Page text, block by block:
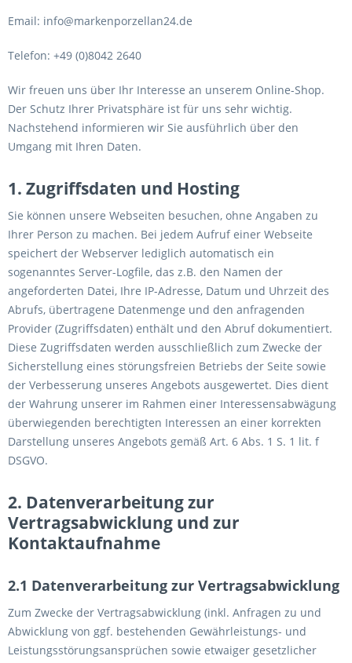
Email: info@markenporzellan24.de
Telefon: +49 (0)8042 2640
Wir freuen uns über Ihr Interesse an unserem Online-Shop.
Der Schutz Ihrer Privatsphäre ist für uns sehr wichtig.
Nachstehend informieren wir Sie ausführlich über den
Umgang mit Ihren Daten.
1. Zugriffsdaten und Hosting
Sie können unsere Webseiten besuchen, ohne Angaben zu
Ihrer Person zu machen. Bei jedem Aufruf einer Webseite
speichert der Webserver lediglich automatisch ein
sogenanntes Server-Logfile, das z.B. den Namen der
angeforderten Datei, Ihre IP-Adresse, Datum und Uhrzeit des
Abrufs, übertragene Datenmenge und den anfragenden
Provider (Zugriffsdaten) enthält und den Abruf dokumentiert.
Diese Zugriffsdaten werden ausschließlich zum Zwecke der
Sicherstellung eines störungsfreien Betriebs der Seite sowie
der Verbesserung unseres Angebots ausgewertet. Dies dient
der Wahrung unserer im Rahmen einer Interessensabwägung
überwiegenden berechtigten Interessen an einer korrekten
Darstellung unseres Angebots gemäß Art. 6 Abs. 1 S. 1 lit. f
DSGVO.
2. Datenverarbeitung zur
Vertragsabwicklung und zur
Kontaktaufnahme
2.1 Datenverarbeitung zur Vertragsabwicklung
Zum Zwecke der Vertragsabwicklung (inkl. Anfragen zu und
Abwicklung von ggf. bestehenden Gewährleistungs- und
Leistungsstörungsansprüchen sowie etwaiger gesetzlicher